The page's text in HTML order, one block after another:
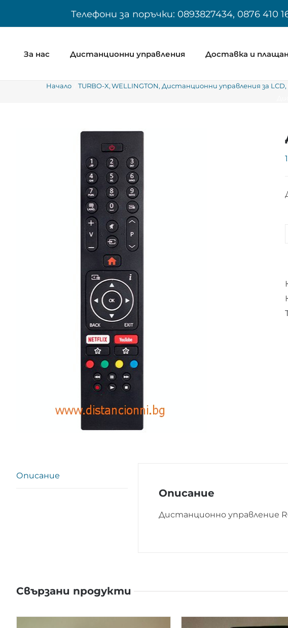
Телефони за поръчки: 0893827434, 0876
За нас Дистанционни управления Доставка и
Начало TURBO-X WELLINGTON Дистанционни управления за LCD,
Описание
Описание
Дистанционно управление
Свързани продукти